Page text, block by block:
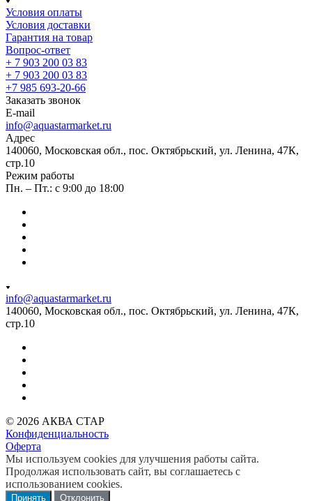
Условия оплаты
Условия доставки
Гарантия на товар
Вопрос-ответ
+ 7 903 200 03 83
+ 7 903 200 03 83
+7 985 693-20-66
Заказать звонок
E-mail
info@aquastarmarket.ru
Адрес
140060, Московская обл., пос. Октябрьский, ул. Ленина, 47К,
стр.10
Режим работы
Пн. – Пт.: с 9:00 до 18:00
info@aquastarmarket.ru
140060, Московская обл., пос. Октябрьский, ул. Ленина, 47К,
стр.10
© 2026 АКВА СТАР
Конфиденциальность
Оферта
Мы используем cookies для улучшения работы сайта.
Продолжая использовать сайт, вы соглашаетесь с
использованием cookies.
Принять Отклонить